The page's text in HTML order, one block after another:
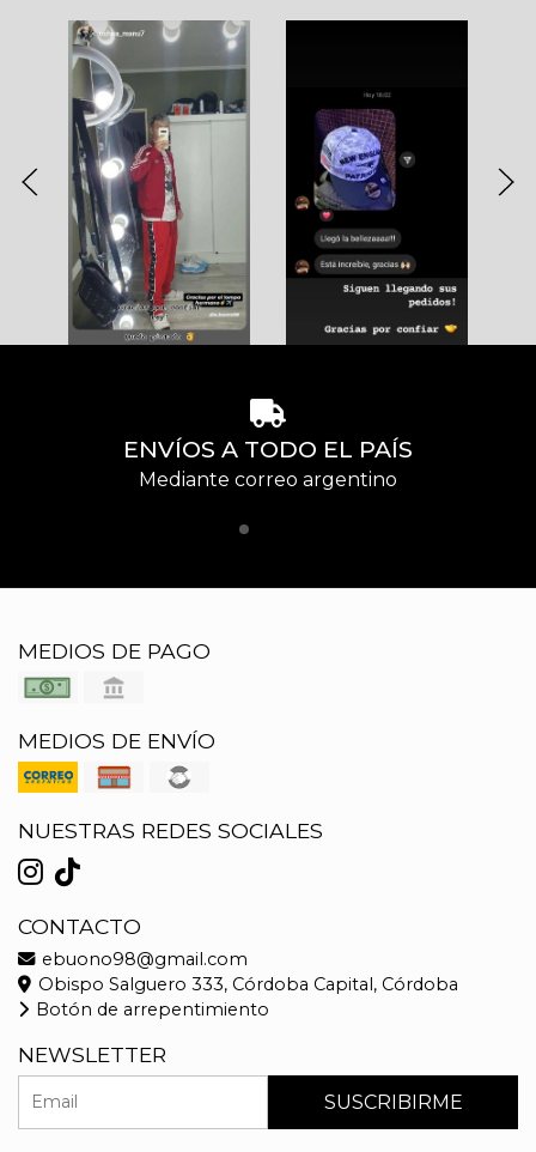
ENVÍOS A TODO EL PAÍS
Mediante correo argentino
MEDIOS DE PAGO
MEDIOS DE ENVÍO
NUESTRAS REDES SOCIALES
CONTACTO
ebuono98@gmail.com
Obispo Salguero 333, Córdoba Capital, Córdoba
Botón de arrepentimiento
NEWSLETTER
SUSCRIBIRME